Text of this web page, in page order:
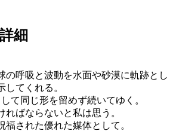
細
の呼吸と波動を水面や砂漠に軌跡とし
てくれる。
て同じ形を留めず続いてゆく。
ばならないと私は思う。
福された優れた媒体として。